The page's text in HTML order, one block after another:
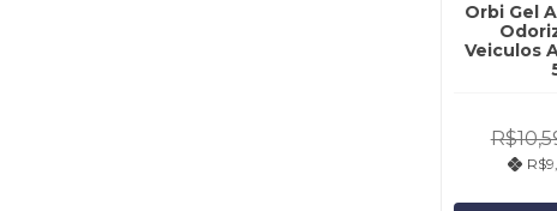
Orbi Gel
Veiculos